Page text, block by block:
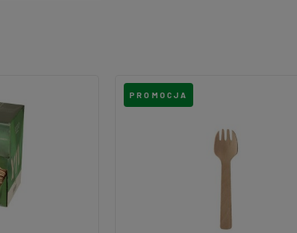
PROMOCJA